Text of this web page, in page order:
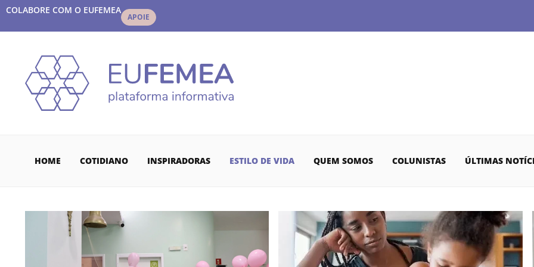
COLABORE COM O EUFEMEA
APOIE
HOME COTIDIANO INSPIRADORAS ESTILO DE VIDA QUEM SOMOS COLUNISTAS ÚLTIMAS